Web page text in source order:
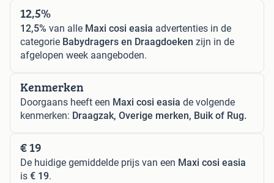
12,5%
12,5% van alle Maxi cosi easia advertenties in de
categorie Babydragers en Draagdoeken zijn in de
afgelopen week aangeboden.
Kenmerken
Doorgaans heeft een Maxi cosi easia de volgende
kenmerken: Draagzak, Overige merken, Buik of Rug.
€ 19
De huidige gemiddelde prijs van een Maxi cosi easia
is € 19.